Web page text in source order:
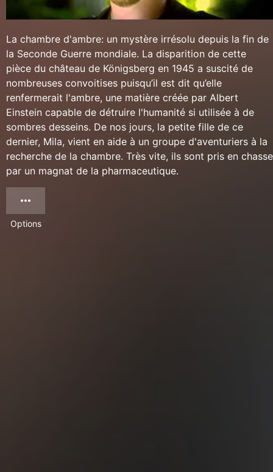
La chambre d'ambre: un mystère irrésolu depuis la fin de
la Seconde Guerre mondiale. La disparition de cette
pièce du château de Königsberg en 1945 a suscité de
nombreuses convoitises puisqu’il est dit qu’elle
renfermerait l'ambre, une matière créée par Albert
Einstein capable de détruire l'humanité si utilisée à de
sombres desseins. De nos jours, la petite fille de ce
dernier, Mila, vient en aide à un groupe d'aventuriers à la
recherche de la chambre. Très vite, ils sont pris en chasse
par un magnat de la pharmaceutique.
Options